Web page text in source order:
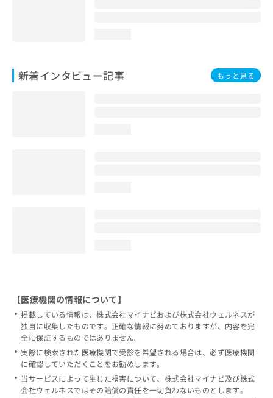
新着インタビュー記事 もっと見る
【医療機関の情報について】
掲載している情報は、株式会社マイナビおよび株式会社ウェルネスが
独自に収集したものです。正確な情報に努めておりますが、内容を完
全に保証するものではありません。
実際に検索された医療機関で受診を希望される場合は、必ず医療機関
に確認していただくことをお勧めします。
当サービスによって生じた損害について、株式会社マイナビ及び株式
会社ウェルネスではその賠償の責任を一切負わないものとします。